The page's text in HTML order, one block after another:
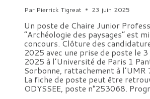
Par Pierrick Tigreat 23 juin 2025
Un poste de Chaire Junior
“Archéologie des paysages” est
concours. Clôture des
2025 avec une prise de poste le
2025 à l’Université de Paris 1
Sorbonne, rattachement à
La fiche de poste peut être
ODYSSEE, poste n°253068.